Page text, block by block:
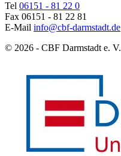
Tel 06151 - 81 22 0
Fax 06151 - 81 22 81
E-Mail info@cbf-darmstadt.de
© 2026 - CBF Darmstadt e. V.